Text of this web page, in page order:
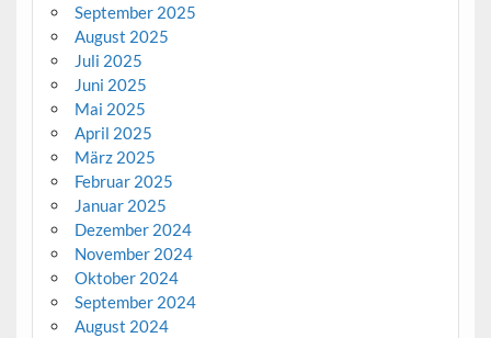
September 2025
August 2025
Juli 2025
Juni 2025
Mai 2025
April 2025
März 2025
Februar 2025
Januar 2025
Dezember 2024
November 2024
Oktober 2024
September 2024
August 2024